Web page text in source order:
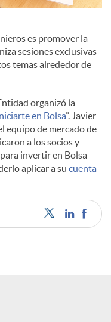
es promover la
sesiones exclusivas
temas alrededor de
organizó la
en Bolsa”. Javier
equipo de mercado de
a los socios y
invertir en Bolsa
aplicar a su cuenta